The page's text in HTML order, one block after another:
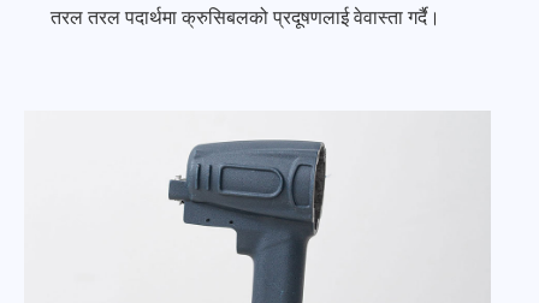
तरल तरल पदार्थमा क्रुसिबलको प्रदूषणलाई वेवास्ता गर्दै।